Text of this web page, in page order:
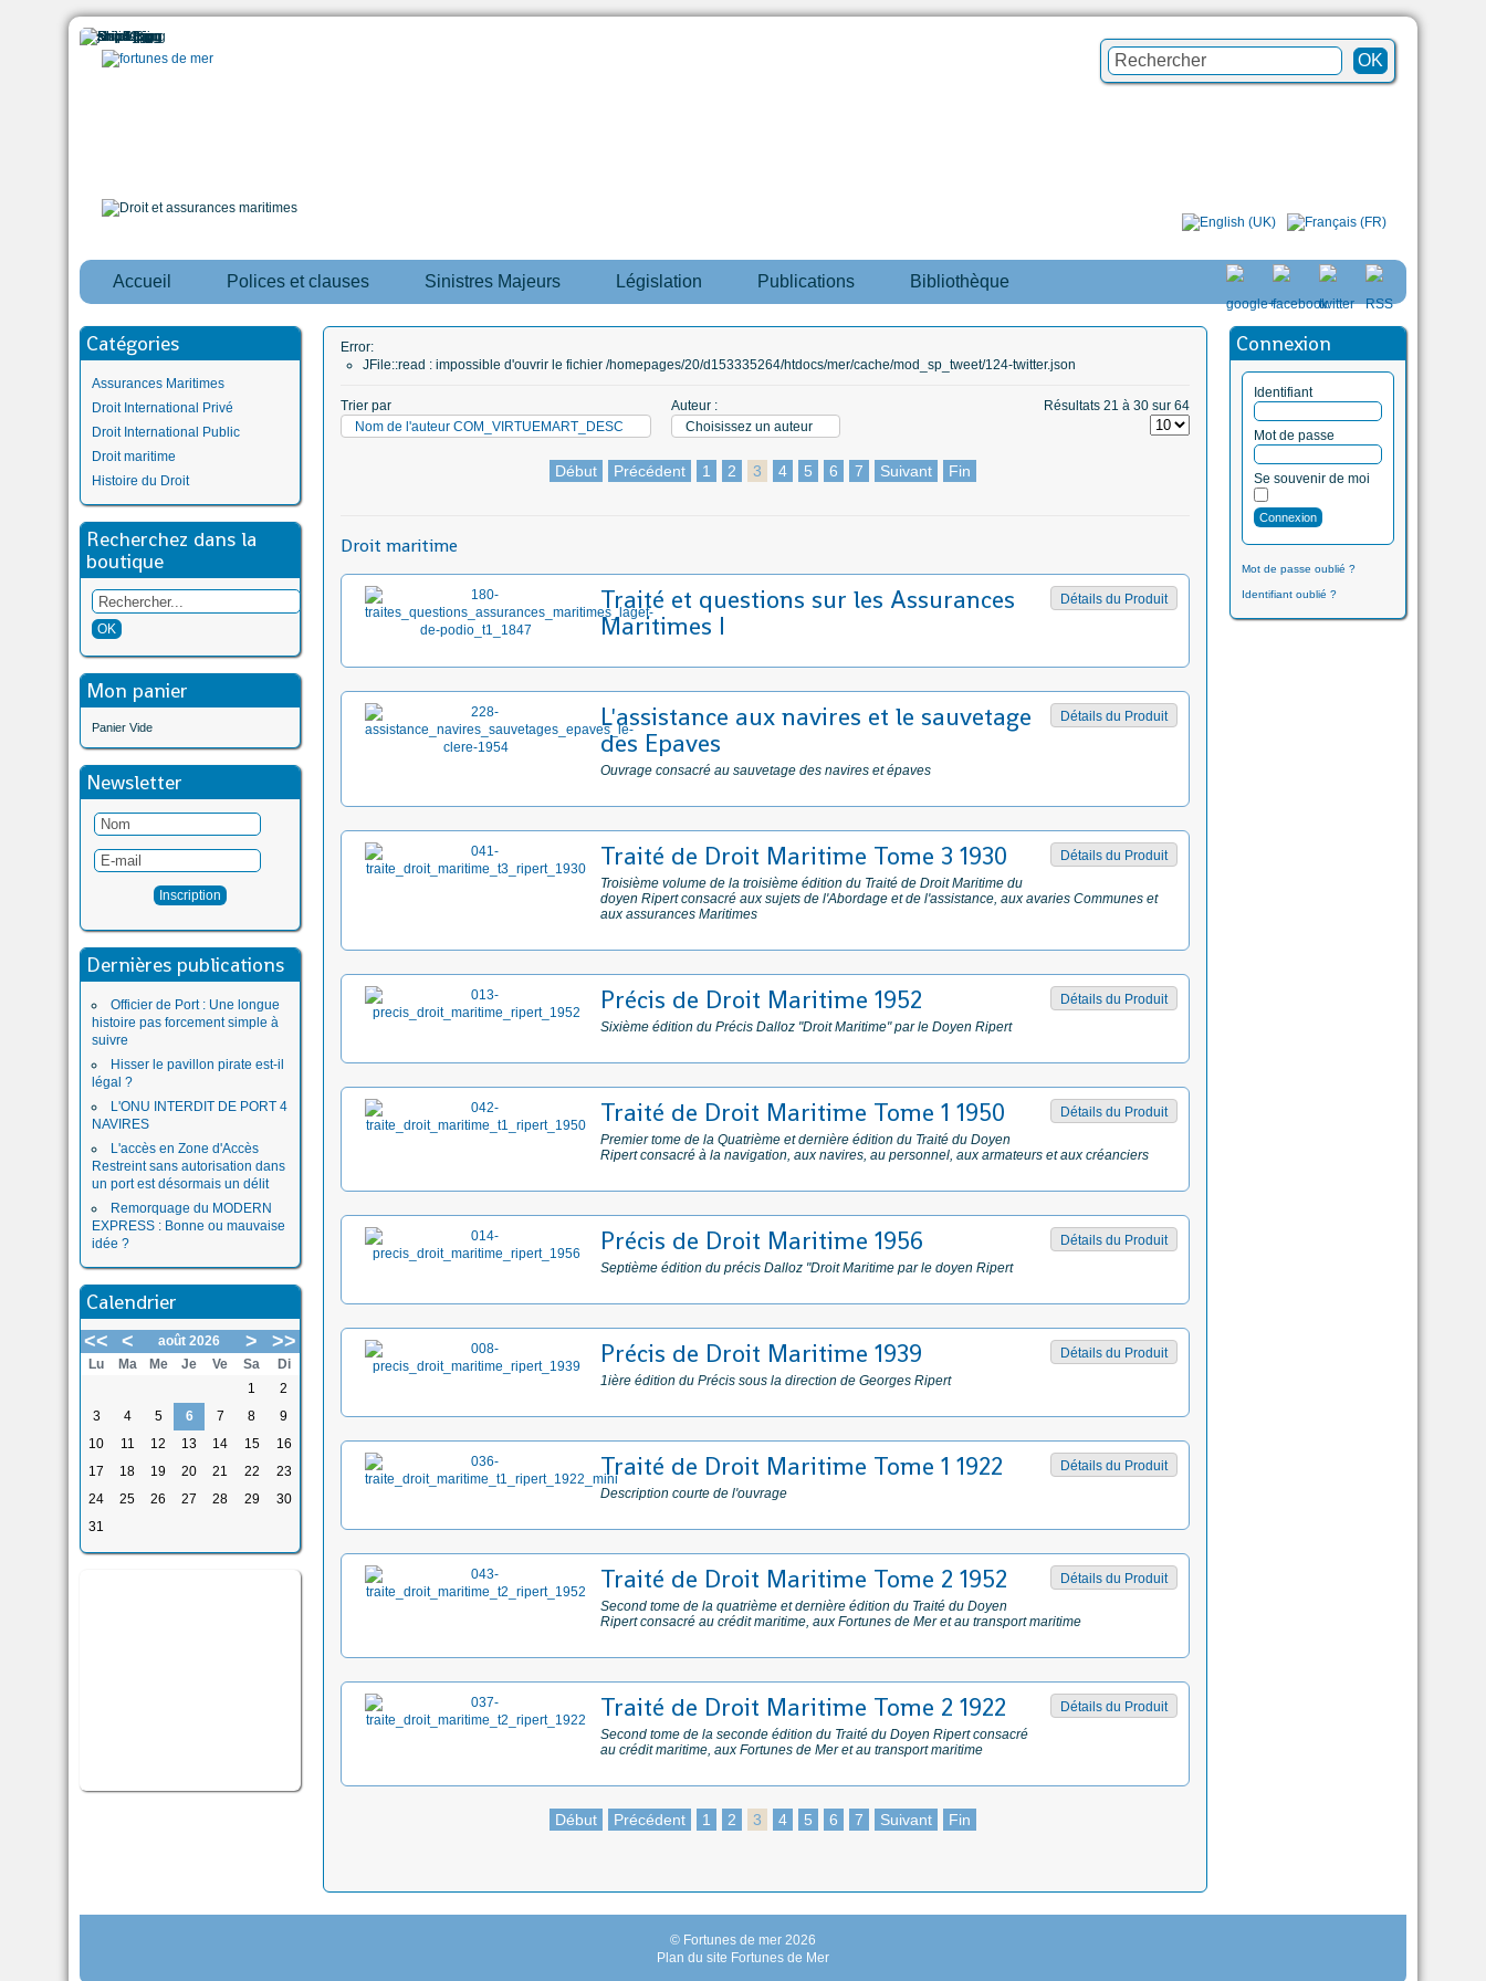
Accueil Polices et clauses Sinistres Majeurs Législation Publications Bibliothèque
Catégories
Assurances Maritimes
Droit International Privé
Droit International Public
Droit maritime
Histoire du Droit
Recherchez dans la
boutique
Mon panier
Panier Vide
Newsletter
Dernières publications
Officier de Port : Une longue
histoire pas forcement simple à
suivre
Hisser le pavillon pirate est-il
légal ?
L'ONU INTERDIT DE PORT 4
NAVIRES
L'accès en Zone d'Accès
Restreint sans autorisation dans
un port est désormais un délit
Remorquage du MODERN
EXPRESS : Bonne ou mauvaise
idée ?
Calendrier
<< < août 2026 > >>
Lu Ma Me Je Ve Sa
Di
1
2
3
4 5 6 7 8
9
10
11 12 13 14 15
16
17
18 19 20 21 22
23
24
25 26 27 28 29
30
31
Connexion
Identifiant
Mot de passe
Se souvenir de moi
Mot de passe oublié ?
Identifiant oublié ?
Error:
JFile::read : impossible d'ouvrir le fichier /homepages/20/d153335264/htdocs/mer/cache/mod_sp_tweet/124-twitter.json
Trier par
Nom de l'auteur COM_VIRTUEMART_DESC
Auteur :
Choisissez un auteur
Résultats 21 à 30 sur 64
Début Précédent 1 2 3 4 5 6 7 Suivant Fin
Droit maritime
Détails du Produit
Traité et questions sur les Assurances
Maritimes I
Détails du Produit
L'assistance aux navires et le sauvetage
des Epaves
Ouvrage consacré au sauvetage des navires et épaves
Détails du Produit
Traité de Droit Maritime Tome 3 1930
Troisième volume de la troisième édition du Traité de Droit Maritime du
doyen Ripert consacré aux sujets de l'Abordage et de l'assistance, aux avaries Communes et
aux assurances Maritimes
Détails du Produit
Précis de Droit Maritime 1952
Sixième édition du Précis Dalloz "Droit Maritime" par le Doyen Ripert
Détails du Produit
Traité de Droit Maritime Tome 1 1950
Premier tome de la Quatrième et dernière édition du Traité du Doyen
Ripert consacré à la navigation, aux navires, au personnel, aux armateurs et aux créanciers
Détails du Produit
Précis de Droit Maritime 1956
Septième édition du précis Dalloz "Droit Maritime par le doyen Ripert
Détails du Produit
Précis de Droit Maritime 1939
1ière édition du Précis sous la direction de Georges Ripert
Détails du Produit
Traité de Droit Maritime Tome 1 1922
Description courte de l'ouvrage
Détails du Produit
Traité de Droit Maritime Tome 2 1952
Second tome de la quatrième et dernière édition du Traité du Doyen
Ripert consacré au crédit maritime, aux Fortunes de Mer et au transport maritime
Détails du Produit
Traité de Droit Maritime Tome 2 1922
Second tome de la seconde édition du Traité du Doyen Ripert consacré
au crédit maritime, aux Fortunes de Mer et au transport maritime
Début Précédent 1 2 3 4 5 6 7 Suivant Fin
© Fortunes de mer 2026
Plan du site Fortunes de Mer